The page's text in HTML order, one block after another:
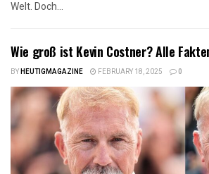
Welt. Doch...
Wie groß ist Kevin Costner? Alle
BYHEUTIGMAGAZINE FEBRUARY 18, 2025 0